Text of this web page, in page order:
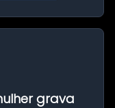
grava